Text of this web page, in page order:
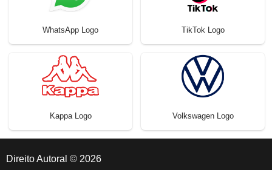
WhatsApp Logo TikTok Logo
Kappa Logo Volkswagen Logo
Direito Autoral © 2026